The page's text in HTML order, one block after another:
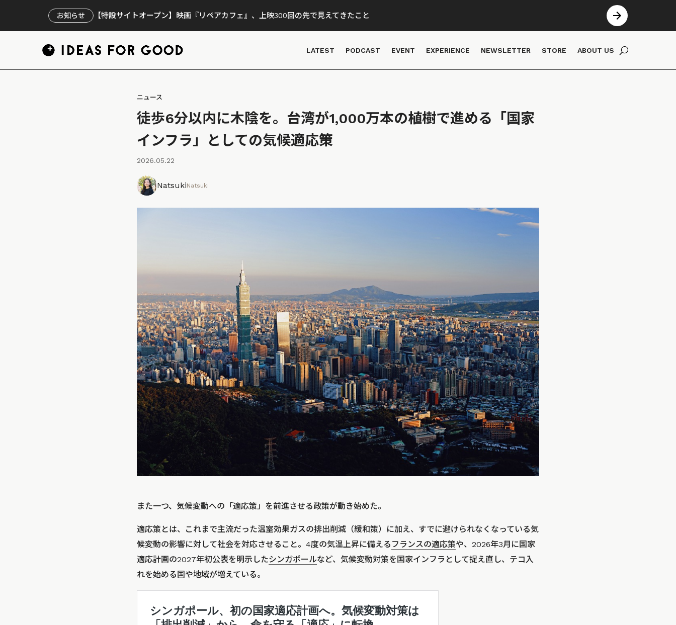
お知らせ 【特設サイトオープン】映画『リペアカフェ』、上映300回の先で見えてきたこと
LATEST PODCAST EVENT EXPERIENCE NEWSLETTER STORE ABOUT US
ニュース
徒歩6分以内に木陰を。台湾が1,000万本の植樹で進める「国家
インフラ」としての気候適応策
2026.05.22
NatsukiNatsuki
また一つ、気候変動への「適応策」を前進させる政策が動き始めた。
適応策とは、これまで主流だった温室効果ガスの排出削減（緩和策）に加え、すでに避けられなくなっている気
候変動の影響に対して社会を対応させること。4度の気温上昇に備える フランスの適応策や、2026年3月に国家
適応計画の2027年初公表を明示したシンガポールなど、気候変動対策を国家インフラとして捉え直し、テコ入
れを始める国や地域が増えている。